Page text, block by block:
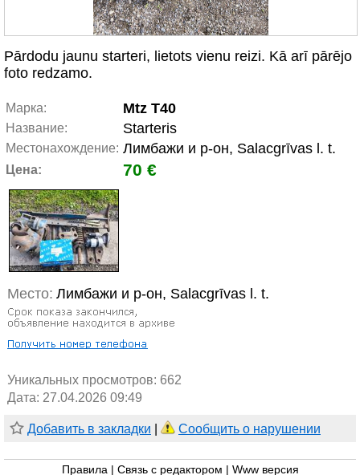
Pārdodu jaunu starteri, lietots vienu reizi. Kā arī pārējo
foto redzamo.
Марка: Mtz T40
Название: Starteris
Местонахождение: Лимбажи и р-он, Salacgrīvas l. t.
Цена: 70 €
Место: Лимбажи и р-он, Salacgrīvas l. t.
Уникальных просмотров: 662
Дата: 27.04.2026 09:49
Добавить в закладки Сообщить о нарушении
Правила Связь с редактором Www версия